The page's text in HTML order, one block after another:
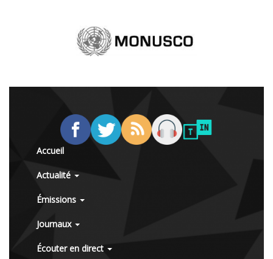
Accueil
Actualité
Émissions
Journaux
Écouter en direct